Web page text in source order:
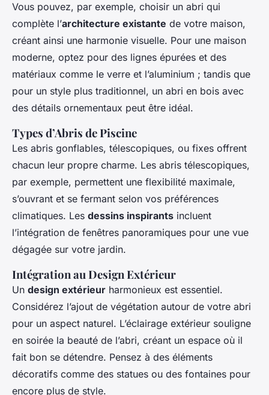
Vous pouvez, par exemple, choisir un abri qui
complète l’architecture existante de votre maison,
créant ainsi une harmonie visuelle. Pour une maison
moderne, optez pour des lignes épurées et des
matériaux comme le verre et l’aluminium ; tandis que
pour un style plus traditionnel, un abri en bois avec
des détails ornementaux peut être idéal.
Types d’Abris de Piscine
Les abris gonflables, télescopiques, ou fixes offrent
chacun leur propre charme. Les abris télescopiques,
par exemple, permettent une flexibilité maximale,
s’ouvrant et se fermant selon vos préférences
climatiques. Les dessins inspirants incluent
l’intégration de fenêtres panoramiques pour une vue
dégagée sur votre jardin.
Intégration au Design Extérieur
Un design extérieur harmonieux est essentiel.
Considérez l’ajout de végétation autour de votre abri
pour un aspect naturel. L’éclairage extérieur souligne
en soirée la beauté de l’abri, créant un espace où il
fait bon se détendre. Pensez à des éléments
décoratifs comme des statues ou des fontaines pour
encore plus de style.